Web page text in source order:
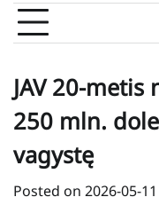
JAV 20-
250 mln.
vagystę
Posted on 2026-05-11